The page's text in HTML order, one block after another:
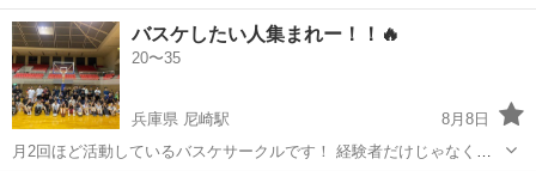
の人も大歓迎🙌 ガチな大会みたいな雰囲気ではなく、 みんなで楽しく
ゲームしながら体を動かしています😊 ナイスプレーで盛り上がった
り、 ミスして笑ったり、 ...
兵庫 尼崎市 バスケットボール
バスケしたい人集まれー！！🔥
20〜35
兵庫県 尼崎駅
8月8日
月2回ほど活動しているバスケサークルです！ 経験者だけじゃなく、